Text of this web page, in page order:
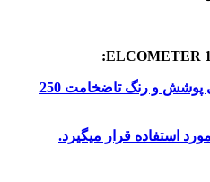
این دستگاه برای تست چسبندگی پوشش و رنگ تاضخامت 250
استفاده قرار میگیرد.